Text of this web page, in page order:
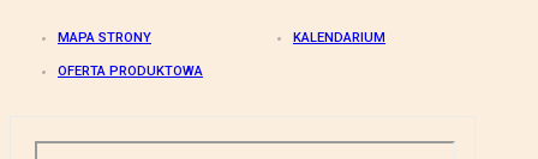
MAPA STRONY KALENDARIUM
OFERTA PRODUKTOWA